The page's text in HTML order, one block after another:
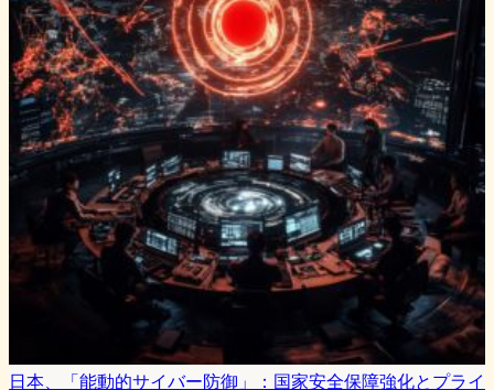
日本、「能動的サイバー防御」：国家安全保障強化とプライ